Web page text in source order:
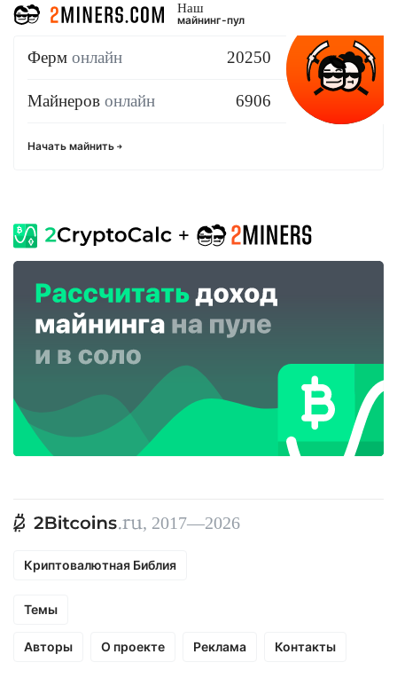
Наш
майнинг-пул
Ферм онлайн 20250
Майнеров онлайн 6906
Начать майнить
, 2017—2026
Криптовалютная Библия
Темы
Авторы О проекте Реклама Контакты